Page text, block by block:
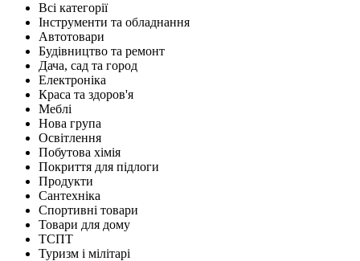
Всі категорії
Інструменти та обладнання
Автотовари
Будівництво та ремонт
Дача, сад та город
Електроніка
Краса та здоров'я
Меблі
Нова група
Освітлення
Побутова хімія
Покриття для підлоги
Продукти
Сантехніка
Спортивні товари
Товари для дому
ТСПТ
Туризм і мілітарі